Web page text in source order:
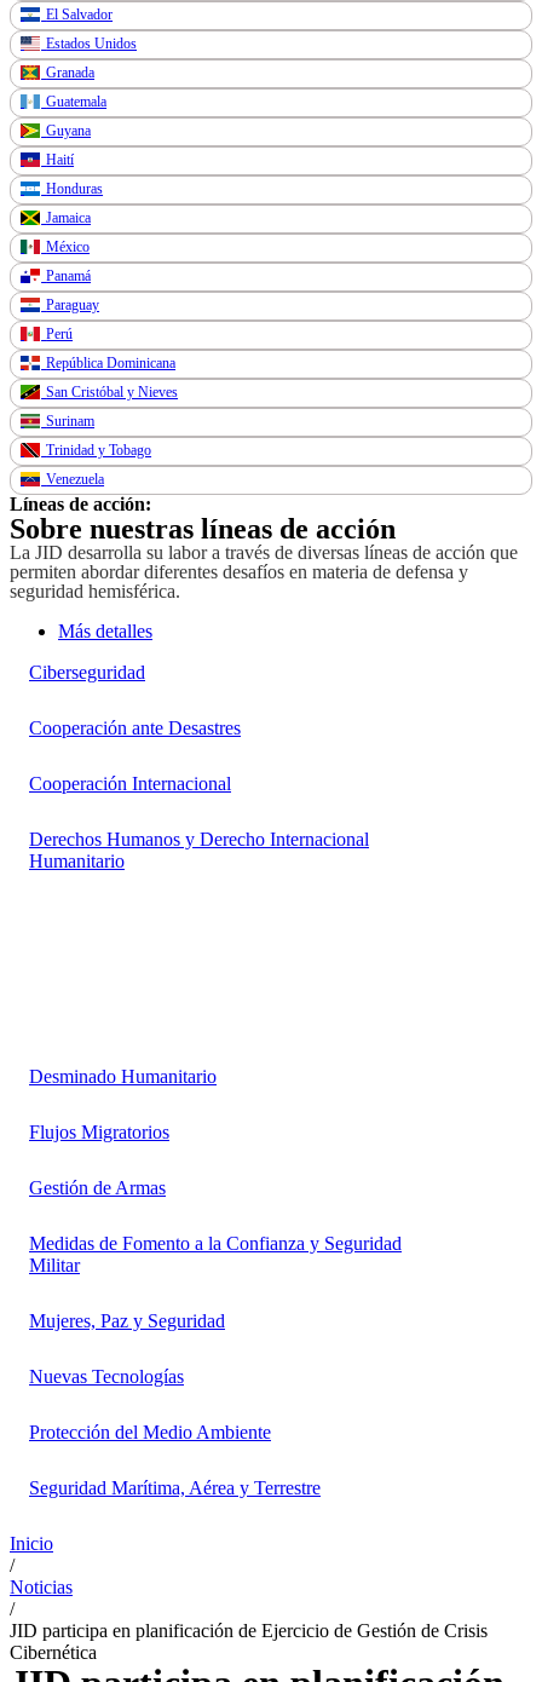
El Salvador
Estados Unidos
Granada
Guatemala
Guyana
Haití
Honduras
Jamaica
México
Panamá
Paraguay
Perú
República Dominicana
San Cristóbal y Nieves
Surinam
Trinidad y Tobago
Venezuela
Líneas de acción:
Sobre nuestras líneas de acción
La JID desarrolla su labor a través de diversas líneas de acción que
permiten abordar diferentes desafíos en materia de defensa y
seguridad hemisférica.
Más detalles
Ciberseguridad
Cooperación ante Desastres
Cooperación Internacional
Derechos Humanos y Derecho Internacional
Humanitario
Desminado Humanitario
Flujos Migratorios
Gestión de Armas
Medidas de Fomento a la Confianza y Seguridad
Militar
Mujeres, Paz y Seguridad
Nuevas Tecnologías
Protección del Medio Ambiente
Seguridad Marítima, Aérea y Terrestre
Inicio
/
Noticias
/
JID participa en planificación de Ejercicio de Gestión de Crisis
Cibernética